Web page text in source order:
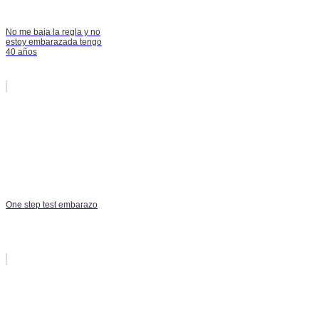
No me baja la regla y no
estoy embarazada tengo
40 años
One step test embarazo